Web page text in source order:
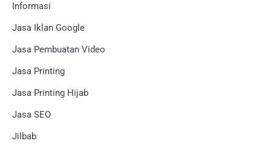
Informasi
Jasa Iklan Google
Jasa Pembuatan Video
Jasa Printing
Jasa Printing Hijab
Jasa SEO
Jilbab